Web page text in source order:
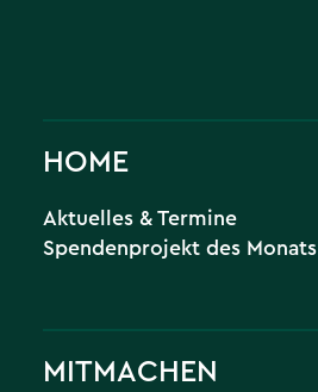
HOME
Aktuelles & Termine
Spendenprojekt des Monats
MITMACHEN